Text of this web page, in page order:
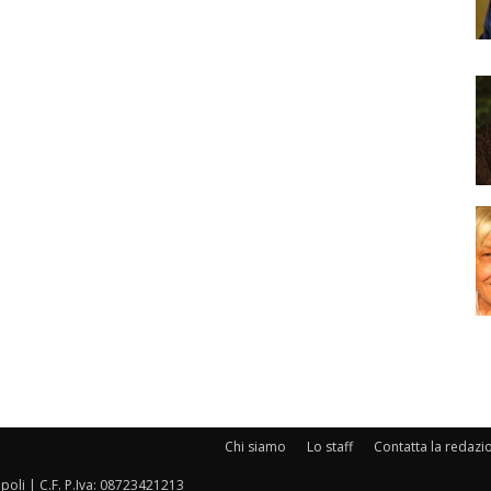
Chi siamo Lo staff Contatta la
| C.F. P.Iva: 08723421213